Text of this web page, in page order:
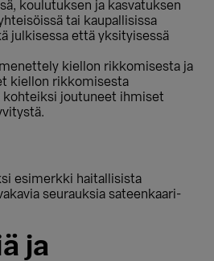
koulutuksen ja kasvatuksen
tai kaupallisissa
julkisessa että yksityisessä
kiellon rikkomisesta ja
kiellon rikkomisesta
kohteiksi joutuneet ihmiset
esimerkki haitallisista
seurauksia sateenkaari-
ja